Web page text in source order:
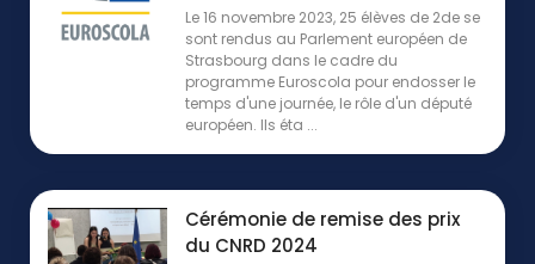
Le 16 novembre 2023, 25 élèves de 2de se
sont rendus au Parlement européen de
Strasbourg dans le cadre du
programme Euroscola pour endosser le
temps d'une journée, le rôle d'un député
européen. Ils éta ...
Cérémonie de remise des prix
du CNRD 2024